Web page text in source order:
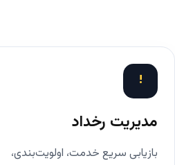
!
مدیریت رخداد
بازیابی سریع خدمت، اولویت‌بندی،